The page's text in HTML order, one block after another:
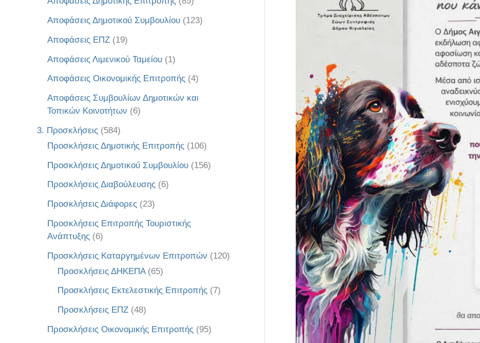
Αποφάσεις Δημοτικού Συμβουλίου (123)
Αποφάσεις ΕΠΖ (19)
Αποφάσεις Λιμενικού Ταμείου (1)
Αποφάσεις Οικονομικής Επιτροπής (4)
Αποφάσεις Συμβουλίων Δημοτικών και
Τοπικών Κοινοτήτων (6)
3. Προσκλήσεις (584)
Προσκλήσεις Δημοτικής Επιτροπής (106)
Προσκλήσεις Δημοτικού Συμβουλίου (156)
Προσκλήσεις Διαβούλευσης (6)
Προσκλήσεις Διάφορες (23)
Προσκλήσεις Επιτροπής Τουριστικής
Ανάπτυξης (6)
Προσκλήσεις Καταργημένων Επιτροπών (120)
Προσκλήσεις ΔΗΚΕΠΑ(65)
Προσκλήσεις Εκτελεστικής Επιτροπής (7)
Προσκλήσεις ΕΠΖ (48)
Προσκλήσεις Οικονομικής Επιτροπής (95)